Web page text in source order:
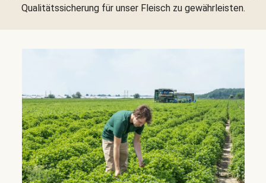
Qualitätssicherung für unser Fleisch zu gewährleisten.